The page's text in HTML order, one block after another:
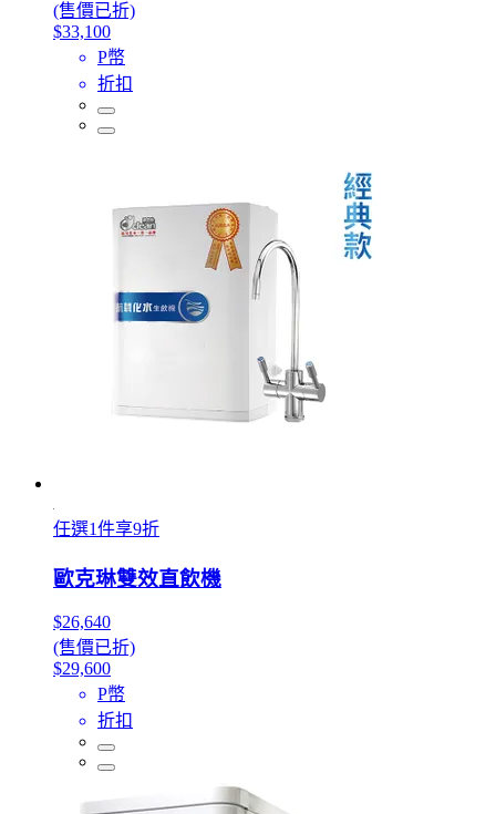
(售價已折)
$33,100
P幣
折扣
任選1件享9折
歐克琳雙效直飲機
$26,640
(售價已折)
$29,600
P幣
折扣